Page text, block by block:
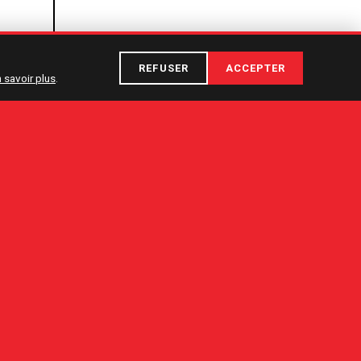
savoir plus
REFUSER ACCEPTER